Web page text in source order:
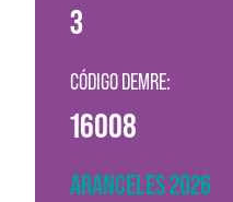
3
CÓDIGO DEMRE:
16008
ARANCELES 2026